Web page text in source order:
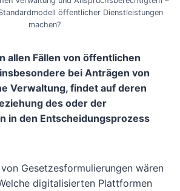
öffentlicher Dienstleistungen
machen?
allen Fällen von öffentlichen
bei Anträgen von
Verwaltung, findet auf deren
des oder der
in den Entscheidungsprozess
Gesetzesformulierungen wären
digitalisierten Plattformen